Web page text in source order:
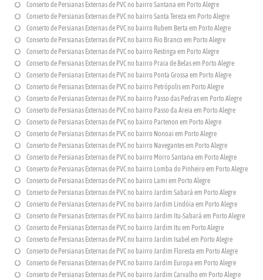
Conserto de Persianas Externas de PVC no bairro Santana em Porto Alegre
Conserto de Persianas Externas de PVC no bairro Santa Tereza em Porto Alegre
Conserto de Persianas Externas de PVC no bairro Rubem Berta em Porto Alegre
Conserto de Persianas Externas de PVC no bairro Rio Branco em Porto Alegre
Conserto de Persianas Externas de PVC no bairro Restinga em Porto Alegre
Conserto de Persianas Externas de PVC no bairro Praia de Belas em Porto Alegre
Conserto de Persianas Externas de PVC no bairro Ponta Grossa em Porto Alegre
Conserto de Persianas Externas de PVC no bairro Petrópolis em Porto Alegre
Conserto de Persianas Externas de PVC no bairro Passo das Pedras em Porto Alegre
Conserto de Persianas Externas de PVC no bairro Passo da Areia em Porto Alegre
Conserto de Persianas Externas de PVC no bairro Partenon em Porto Alegre
Conserto de Persianas Externas de PVC no bairro Nonoai em Porto Alegre
Conserto de Persianas Externas de PVC no bairro Navegantes em Porto Alegre
Conserto de Persianas Externas de PVC no bairro Morro Santana em Porto Alegre
Conserto de Persianas Externas de PVC no bairro Lomba do Pinheiro em Porto Alegre
Conserto de Persianas Externas de PVC no bairro Lami em Porto Alegre
Conserto de Persianas Externas de PVC no bairro Jardim Sabará em Porto Alegre
Conserto de Persianas Externas de PVC no bairro Jardim Lindóia em Porto Alegre
Conserto de Persianas Externas de PVC no bairro Jardim Itu-Sabará em Porto Alegre
Conserto de Persianas Externas de PVC no bairro Jardim Itu em Porto Alegre
Conserto de Persianas Externas de PVC no bairro Jardim Isabel em Porto Alegre
Conserto de Persianas Externas de PVC no bairro Jardim Floresta em Porto Alegre
Conserto de Persianas Externas de PVC no bairro Jardim Europa em Porto Alegre
Conserto de Persianas Externas de PVC no bairro Jardim Carvalho em Porto Alegre